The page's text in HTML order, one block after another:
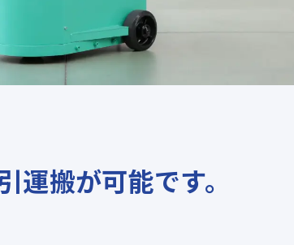
搬が可能です。